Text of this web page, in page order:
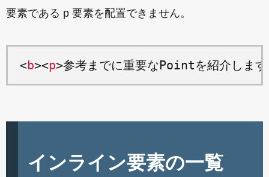
要素である p 要素を配置できません。
<b><p>参考までに重要なPointを紹介しま
インライン要素の一覧